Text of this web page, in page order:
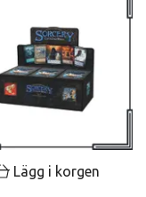
Lägg i korgen